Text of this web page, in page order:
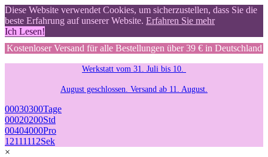
Diese Website verwendet Cookies, um sicherzustellen, dass Sie die
beste Erfahrung auf unserer Website. Erfahren Sie mehr
Ich Lesen!
Kostenloser Versand für alle Bestellungen über 39 € in Deutschland
Werkstatt vom 31. Juli bis 10.
August geschlossen. Versand ab 11. August.
00030300Tage
00020200Std
00404000Pro
11101011Sek
×